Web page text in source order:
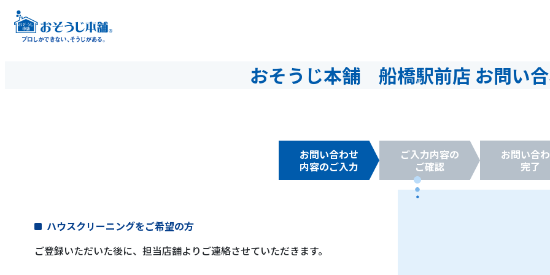
おそうじ本舗 船橋駅前店 お問い
お問い合わせ
内容のご入力
ご入力内容の
ご確認
お問い合
完了
ハウスクリーニングをご希望の方
ご登録いただいた後に、担当店舗よりご連絡させていただきます。